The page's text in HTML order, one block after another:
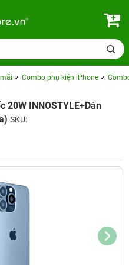
Combo phụ kiện iPhone
20W INNOSTYLE+Dán
SKU: